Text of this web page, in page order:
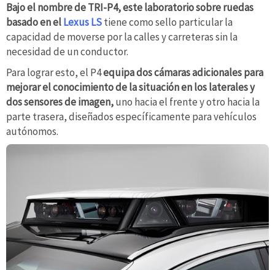
Bajo el nombre de TRI-P4, este laboratorio sobre ruedas
basado en elLexus LStiene como sello particular la
capacidad de moverse por la calles y carreteras sin la
necesidad de un conductor.
Para lograr esto, el P4equipa dos cámaras adicionales para
mejorar el conocimiento de la situación en los laterales y
dos sensores de imagen,uno hacia el frente y otro hacia la
parte trasera, diseñados específicamente para vehículos
autónomos.